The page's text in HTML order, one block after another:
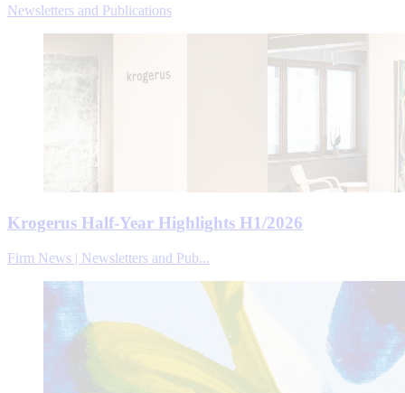
Newsletters and Publications
Krogerus Half-Year Highlights H1/2026
Firm News | Newsletters and Pub...